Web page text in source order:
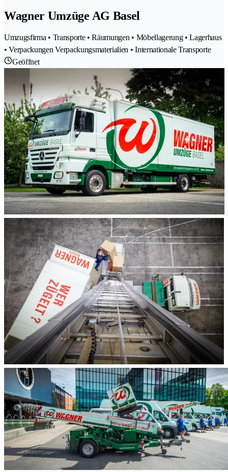
Wagner Umzüge AG Basel
Umzugsfirma • Transporte • Räumungen • Möbellagerung • Lagerhaus
• Verpackungen Verpackungsmaterialien • Internationale Transporte
Geöffnet